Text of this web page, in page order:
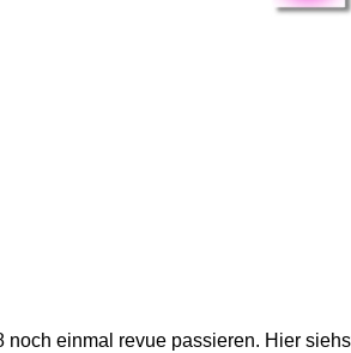
noch einmal revue passieren. Hier